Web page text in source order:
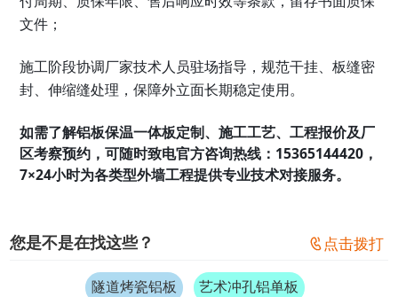
文件；
施工阶段协调厂家技术人员驻场指导，规范干挂、板缝密
封、伸缩缝处理，保障外立面长期稳定使用。
如需了解铝板保温一体板定制、施工工艺、工程报价及厂
区考察预约，可随时致电官方咨询热线：15365144420，
7×24小时为各类型外墙工程提供专业技术对接服务。
您是不是在找这些？  点击拨打
隧道烤瓷铝板 艺术冲孔铝单板